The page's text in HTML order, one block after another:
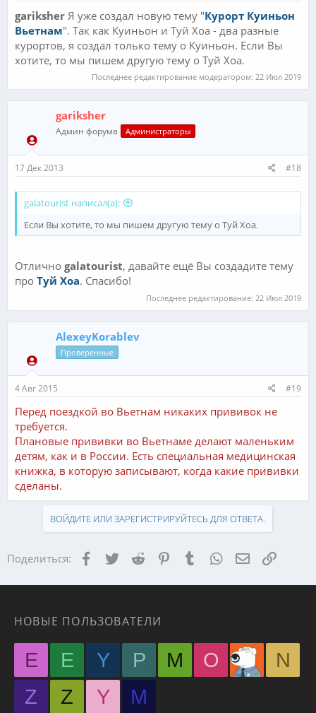
gariksher Я уже создал новую тему "Курорт Куиньон
Вьетнам". Так как Куиньон и Туй Хоа - два разные
курортов, я создал только тему о Куиньон. Если Вы
хотите, то мы пишем другую тему о Туй Хоа.
Последнее редактирование модератором: 22 Июл 2019
gariksher
Админ форума Администраторы
17 Дек 2013 #18
galatourist написал(а):
Если Вы хотите, то мы пишем другую тему о Туй Хоа.
Отлично galatourist, давайте ещё Вы создадите тему
про Туй Хоа. Спасибо!
Последнее редактирование: 22 Июл 2019
AlexeyKorablev
Проверенные
4 Авг 2015 #19
Перед поездкой во Вьетнам никаких прививок не
требуется.
Плановые прививки во Вьетнаме делают маленьким
детям, как и в России. Есть специальная медицинская
книжка, в которую записывают, когда какие прививки
сделаны.
ВОЙДИТЕ ИЛИ ЗАРЕГИСТРИРУЙТЕСЬ ДЛЯ ОТВЕТА.
Поделиться: Facebook
TwitterReddit PinterestTumblr WhatsApp Ссылка
НОВЫЕ ПОЛЬЗОВАТЕЛИ
E E Y P M O
N
Z
Z Y М